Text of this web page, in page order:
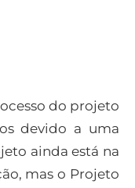
do projeto
devido a uma
ainda está na
mas o Projeto